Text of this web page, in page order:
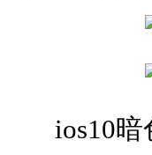
ios10暗